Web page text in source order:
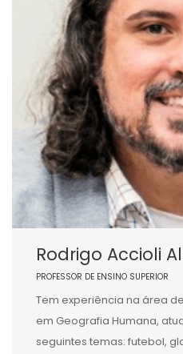
Rodrigo Accioli
PROFESSOR DE ENSINO SUPERIOR
Tem experiência na área
em Geografia Humana,
seguintes temas: futebol,